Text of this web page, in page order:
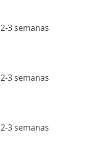
2-3 semanas
2-3 semanas
2-3 semanas